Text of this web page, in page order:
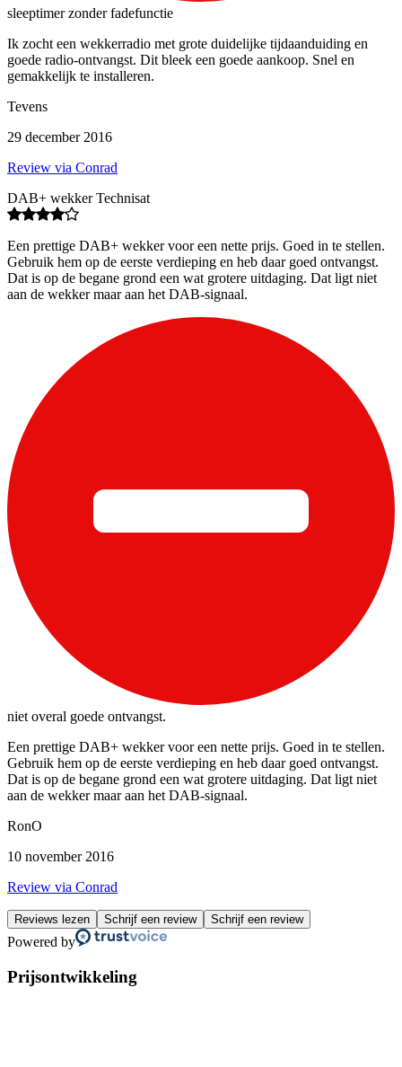
sleeptimer zonder fadefunctie
Ik zocht een wekkerradio met grote duidelijke tijdaanduiding en
goede radio-ontvangst. Dit bleek een goede aankoop. Snel en
gemakkelijk te installeren.
Tevens
29 december 2016
Review via Conrad
DAB+ wekker Technisat
Een prettige DAB+ wekker voor een nette prijs. Goed in te stellen.
Gebruik hem op de eerste verdieping en heb daar goed ontvangst.
Dat is op de begane grond een wat grotere uitdaging. Dat ligt niet
aan de wekker maar aan het DAB-signaal.
niet overal goede ontvangst.
Een prettige DAB+ wekker voor een nette prijs. Goed in te stellen.
Gebruik hem op de eerste verdieping en heb daar goed ontvangst.
Dat is op de begane grond een wat grotere uitdaging. Dat ligt niet
aan de wekker maar aan het DAB-signaal.
RonO
10 november 2016
Review via Conrad
Reviews lezen Schrijf een review Schrijf een review
Powered by
Prijsontwikkeling